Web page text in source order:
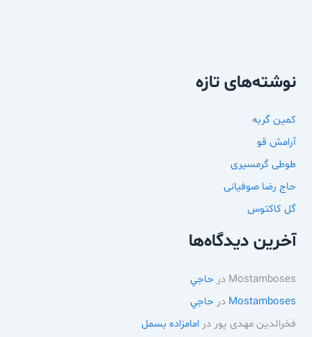
نوشته‌های تازه
کمین گربه
آرامش قو
طوطی گرمسیری
حاج رضا صوفیانی
گل کاکتوس
آخرین دیدگاه‌ها
Mostamboses در حاجي
Mostamboses در حاجي
فخرالدین مهدی پور درامامزاده بسمل